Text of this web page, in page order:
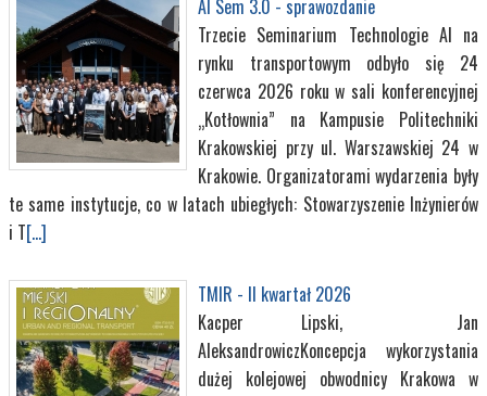
AI Sem 3.0 - sprawozdanie
Trzecie Seminarium Technologie AI na
rynku transportowym odbyło się 24
czerwca 2026 roku w sali konferencyjnej
„Kotłownia” na Kampusie Politechniki
Krakowskiej przy ul. Warszawskiej 24 w
Krakowie. Organizatorami wydarzenia były
te same instytucje, co w latach ubiegłych: Stowarzyszenie Inżynierów
i T[...]
TMIR - II kwartał 2026
Kacper Lipski, Jan
AleksandrowiczKoncepcja wykorzystania
dużej kolejowej obwodnicy Krakowa w